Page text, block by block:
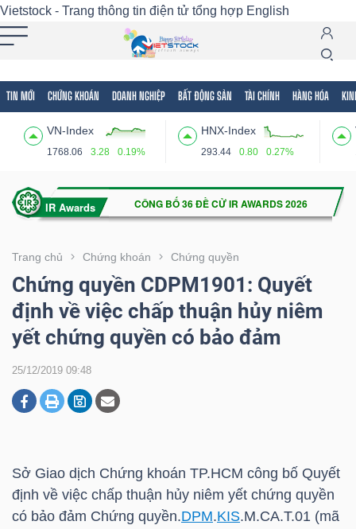
Vietstock - Trang thông tin điện tử tổng hợp English
TIN MỚI CHỨNG KHOÁN DOANH NGHIỆP BẤT ĐỘNG SẢN TÀI CHÍNH HÀNG HÓA
VN-Index
1768.06 3.28 0.19%
HNX-Index
293.44 0.80 0.27%
Trang chủ Chứng khoán Chứng quyền
Chứng quyền CDPM1901: Quyết
định về việc chấp thuận hủy niêm
yết chứng quyền có bảo đảm
25/12/2019 09:48
Sở Giao dịch Chứng khoán TP.HCM công bố Quyết
định về việc chấp thuận hủy niêm yết chứng quyền
có bảo đảm Chứng quyền.DPM.KIS.M.CA.T.01 (mã
Tất cả Tính năng Ngành Mã chứng khoán
Tính
(-)
VIETSTOCK
CHỨNG
KHOÁN
DOANH